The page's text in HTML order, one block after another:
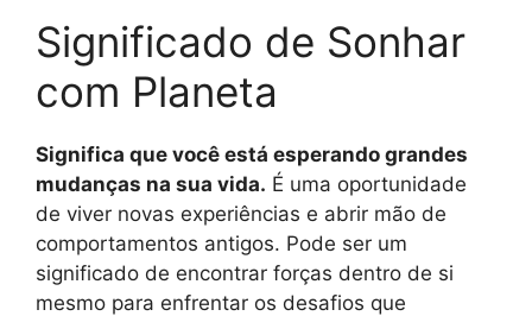
Significado de Sonhar
com Planeta
Significa que você está esperando grandes
mudanças na sua vida. É uma oportunidade
de viver novas experiências e abrir mão de
comportamentos antigos. Pode ser um
significado de encontrar forças dentro de si
mesmo para enfrentar os desafios que